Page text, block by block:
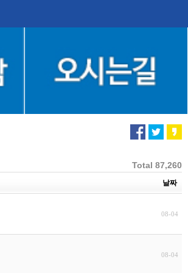
Total 87,260
날짜
08-04
08-04